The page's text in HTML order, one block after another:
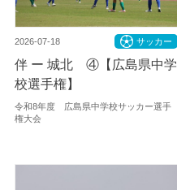
2026-07-18 サッカー
伴 ー 城北 ④【広島県中学
校選手権】
令和8年度 広島県中学校サッカー選手
権大会